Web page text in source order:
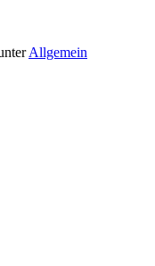
Allgemein